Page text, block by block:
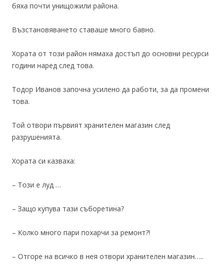
бяха почти унищожили района.
Възстановяването ставаше много бавно.
Хората от този район нямаха достъп до основни ресурси
години наред след това.
Тодор Иванов започна усилено да работи, за да промени
това.
Той отвори първият хранителен магазин след
разрушенията.
Хората си казваха:
– Този е луд …
– Защо купува тази съборетина?
– Колко много пари похарчи за ремонт?!
– Отгоре на всичко в нея отвори хранителен магазин…..